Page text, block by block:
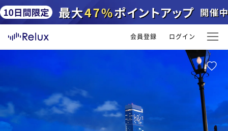
会員登録 ログイン